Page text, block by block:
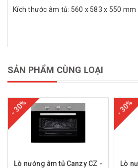
Kích thước âm tủ: 560 x 583 x 550 mm
SẢN PHẨM CÙNG LOẠI
- 30%
Lò nướng âm tủ Canzy CZ -
- 30%
Lò